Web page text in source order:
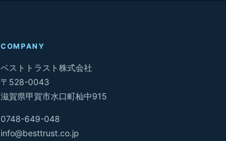
COMPANY
ベストトラスト株式会社
〒528-0043
滋賀県甲賀市水口町杣中915
0748-649-048
info@besttrust.co.jp